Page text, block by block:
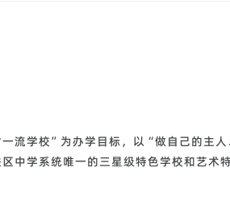
流学校”为办学目标，以“做自己的主人
中学系统唯一的三星级特色学校和艺术特